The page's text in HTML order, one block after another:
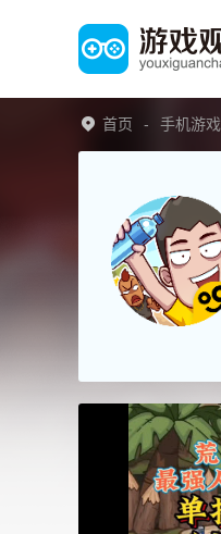
首页 手机游戏